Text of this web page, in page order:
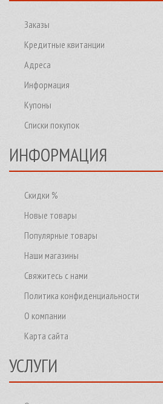
Заказы
Кредитные квитанции
Адреса
Информация
Купоны
Списки покупок
ИНФОРМАЦИЯ
Скидки %
Новые товары
Популярные товары
Наши магазины
Свяжитесь с нами
Политика конфиденциальности
О компании
Карта сайта
УСЛУГИ